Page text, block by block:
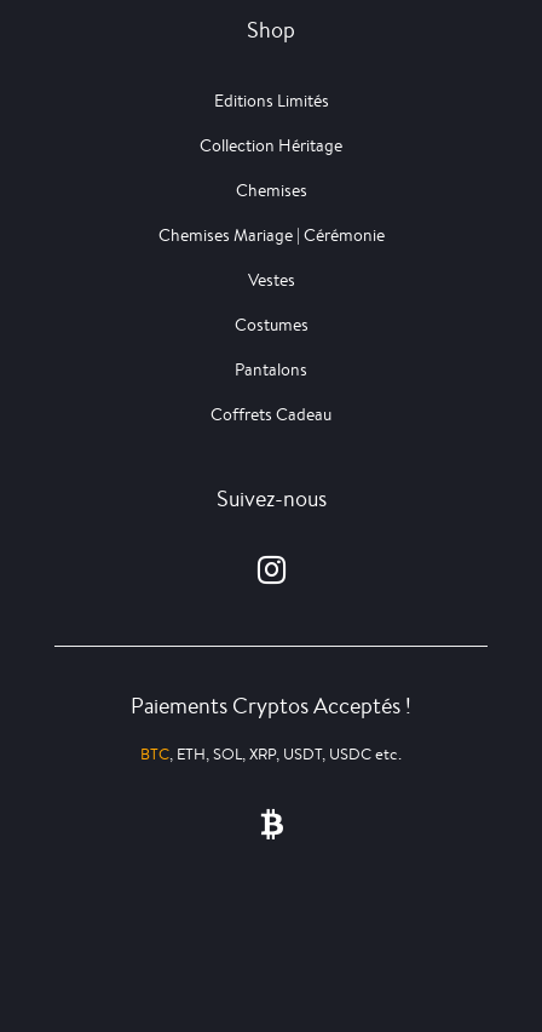
Shop
Editions Limités
Collection Héritage
Chemises
Chemises Mariage | Cérémonie
Vestes
Costumes
Pantalons
Coffrets Cadeau
Suivez-nous
Paiements Cryptos Acceptés !
BTC, ETH, SOL, XRP, USDT, USDC etc.